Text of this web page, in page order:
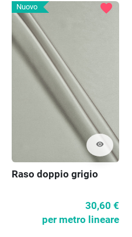
Nuovo
visibility
favorite
Raso doppio grigio
30,60 €
per metro lineare